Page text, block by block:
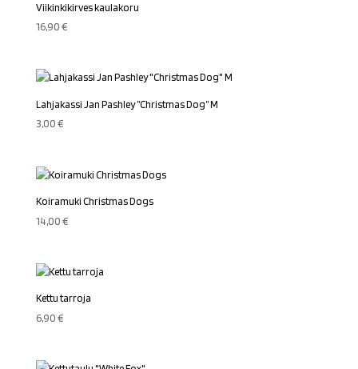
Viikinkikirves kaulakoru
16,90€
Lahjakassi Jan Pashley ”Christmas Dog” M
3,00€
Koiramuki Christmas Dogs
14,00€
Kettu tarroja
6,90€